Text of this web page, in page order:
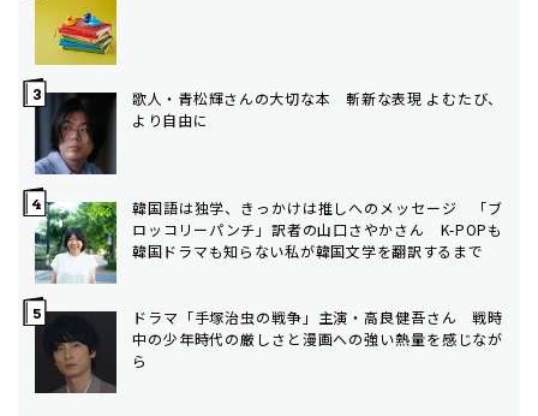
歌人・青松輝さんの大切な本 斬新な表現 よむたび、
より自由に
韓国語は独学、きっかけは推しへのメッセージ 「ブ
ロッコリーパンチ」訳者の山口さやかさん K-POPも
韓国ドラマも知らない私が韓国文学を翻訳するまで
ドラマ「手塚治虫の戦争」主演・高良健吾さん 戦時
中の少年時代の厳しさと漫画への強い熱量を感じなが
ら